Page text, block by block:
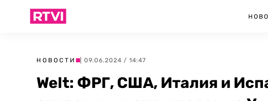
НОВОСТИ | 09.06.2024 / 14:47
Welt: ФРГ, США, Италия и